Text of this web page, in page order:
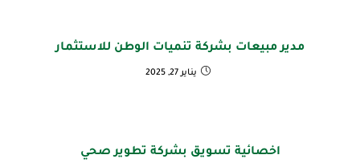
مدير مبيعات بشركة تنميات الوطن للاستثمار
يناير 27, 2025
اخصائية تسويق بشركة تطوير صحي